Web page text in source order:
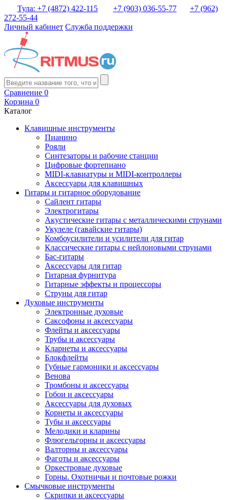
Тула: +7 (4872) 422-115 +7 (903) 036-55-77
+7 (962)
272-55-44
Личный кабинет Служба поддержки
Сравнение 0
Корзина 0
Каталог
Клавишные инструменты
Пианино
Рояли
Синтезаторы и рабочие станции
Цифровые фортепиано
MIDI-клавиатуры и MIDI-контроллеры
Аксессуары для клавишных
Гитары и гитарное оборудование
Сайлент гитары
Электрогитары
Акустические гитары с металлическими струнами
Укулеле (гавайские гитары)
Комбоусилители и усилители для гитар
Классические гитары с нейлоновыми струнами
Бас-гитары
Аксессуары для гитар
Гитарная фурнитура
Гитарные эффекты и процессоры
Струны для гитар
Духовые инструменты
Электронные духовые
Саксофоны и аксессуары
Флейты и аксессуары
Трубы и аксессуары
Кларнеты и аксессуары
Блокфлейты
Губные гармоники и аксессуары
Венова
Тромбоны и аксессуары
Гобои и аксессуары
Аксессуары для духовых
Корнеты и аксессуары
Тубы и аксессуары
Мелодики и кларины
Флюгельгорны и аксессуары
Валторны и аксессуары
Фаготы и аксессуары
Оркестровые духовые
Горны. Охотничьи и почтовые рожки
Смычковые инструменты
Скрипки и аксессуары